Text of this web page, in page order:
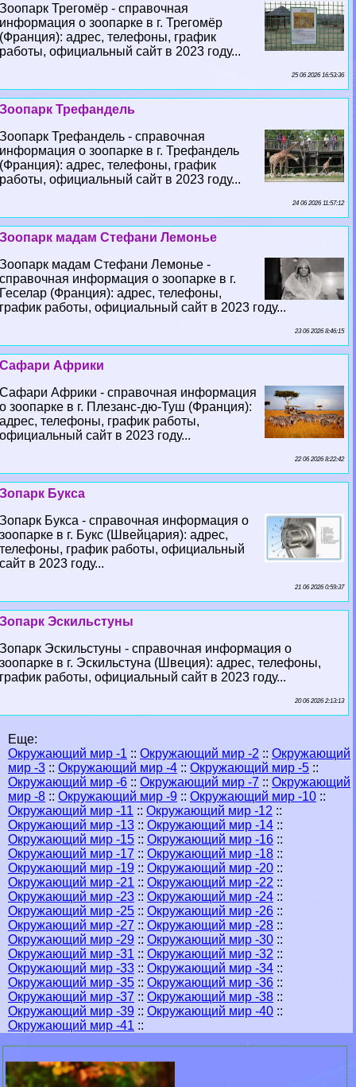
Зоопарк Трегомёр - справочная
информация о зоопарке в г. Трегомёр
(Франция): адрес, телефоны, график
работы, официальный сайт в 2023 году...
25 06 2026 16:53:36
Зоопарк Трефандель
Зоопарк Трефандель - справочная
информация о зоопарке в г. Трефандель
(Франция): адрес, телефоны, график
работы, официальный сайт в 2023 году...
24 06 2026 11:57:12
Зоопарк мадам Стефани Лемонье
Зоопарк мадам Стефани Лемонье -
справочная информация о зоопарке в г.
Геселар (Франция): адрес, телефоны,
график работы, официальный сайт в 2023 году...
23 06 2026 8:46:15
Сафари Африки
Сафари Африки - справочная информация
о зоопарке в г. Плезанс-дю-Туш (Франция):
адрес, телефоны, график работы,
официальный сайт в 2023 году...
22 06 2026 8:22:42
Зопарк Букса
Зопарк Букса - справочная информация о
зоопарке в г. Букс (Швейцария): адрес,
телефоны, график работы, официальный
сайт в 2023 году...
21 06 2026 0:59:37
Зопарк Эскильстуны
Зопарк Эскильстуны - справочная информация о
зоопарке в г. Эскильстуна (Швеция): адрес, телефоны,
график работы, официальный сайт в 2023 году...
20 06 2026 2:13:13
Еще:
Окружающий мир -1 :: Окружающий мир -2 :: Окружающий
мир -3 :: Окружающий мир -4 :: Окружающий мир -5 ::
Окружающий мир -6 :: Окружающий мир -7 :: Окружающий
мир -8 :: Окружающий мир -9 :: Окружающий мир -10 ::
Окружающий мир -11 :: Окружающий мир -12 ::
Окружающий мир -13 :: Окружающий мир -14 ::
Окружающий мир -15 :: Окружающий мир -16 ::
Окружающий мир -17 :: Окружающий мир -18 ::
Окружающий мир -19 :: Окружающий мир -20 ::
Окружающий мир -21 :: Окружающий мир -22 ::
Окружающий мир -23 :: Окружающий мир -24 ::
Окружающий мир -25 :: Окружающий мир -26 ::
Окружающий мир -27 :: Окружающий мир -28 ::
Окружающий мир -29 :: Окружающий мир -30 ::
Окружающий мир -31 :: Окружающий мир -32 ::
Окружающий мир -33 :: Окружающий мир -34 ::
Окружающий мир -35 :: Окружающий мир -36 ::
Окружающий мир -37 :: Окружающий мир -38 ::
Окружающий мир -39 :: Окружающий мир -40 ::
Окружающий мир -41 ::